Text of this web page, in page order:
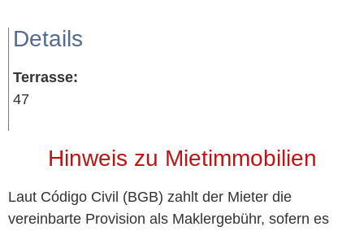
Details
Terrasse:
47
Hinweis zu Mietimmobilien
Laut Código Civil (BGB) zahlt der Mieter die
vereinbarte Provision als Maklergebühr, sofern es